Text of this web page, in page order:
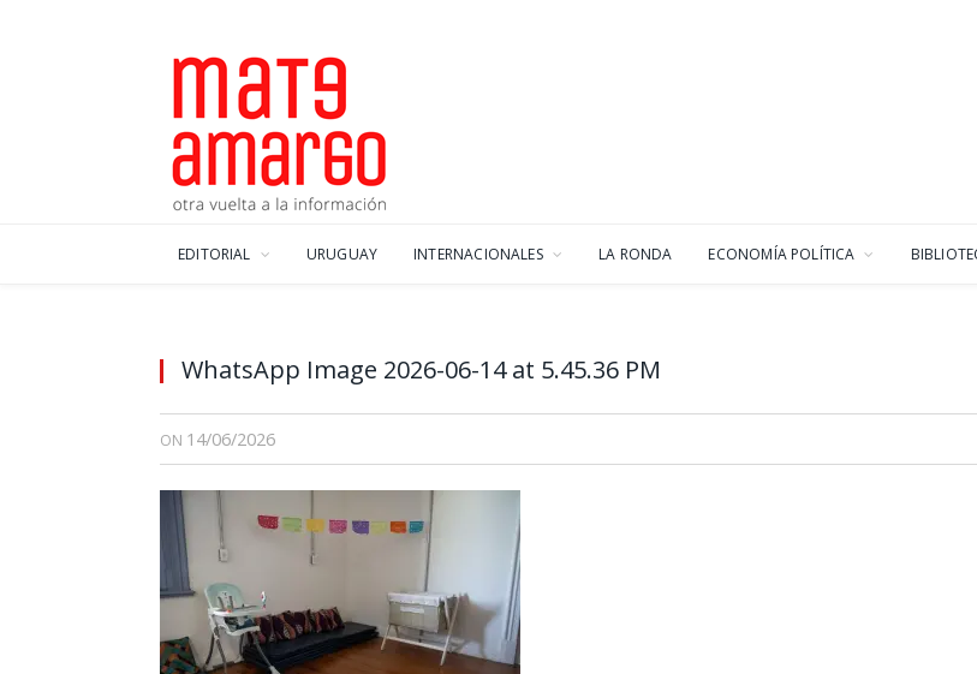
EDITORIAL URUGUAY INTERNACIONALES LA RONDA ECONOMÍA POLÍTICA
WhatsApp Image 2026-06-14 at 5.45.36 PM
ON 14/06/2026